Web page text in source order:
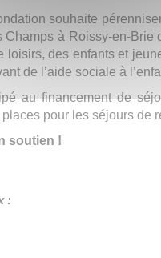
souhaite
à Roissy-en-Brie
des enfants et
de l’aide sociale à
au financement de
pour les séjours de
soutien !
: